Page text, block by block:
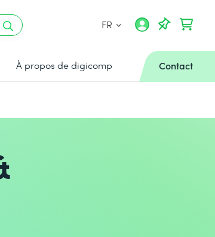
FR
À propos de digicomp Contact